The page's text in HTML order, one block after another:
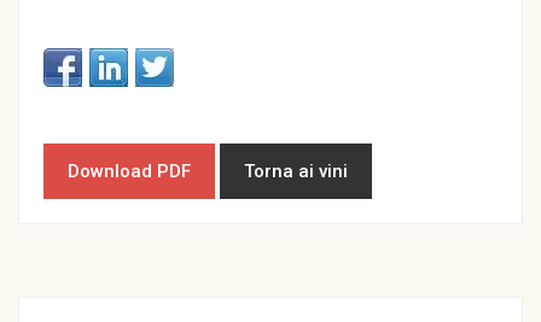
Download PDF Torna ai vini